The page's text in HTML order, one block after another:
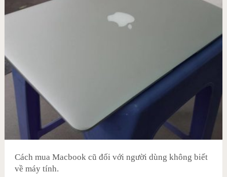
Cách mua Macbook cũ đối với người dùng không biết
về máy tính.